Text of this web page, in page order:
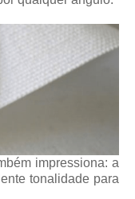
impressiona: a
tonalidade para